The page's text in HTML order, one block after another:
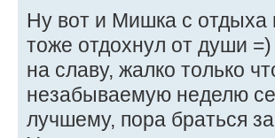
Ну вот и Мишка с отдыха
тоже отдохнул от души
на славу, жалко только
незабываемую неделю
лучшему, пора браться